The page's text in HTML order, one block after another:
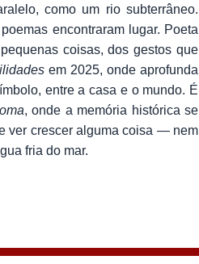
como um rio subterrâneo.
encontraram lugar. Poeta
coisas, dos gestos que
em 2025, onde aprofunda
entre a casa e o mundo. É
, onde a memória histórica se
ver crescer alguma coisa — nem
fria do mar.